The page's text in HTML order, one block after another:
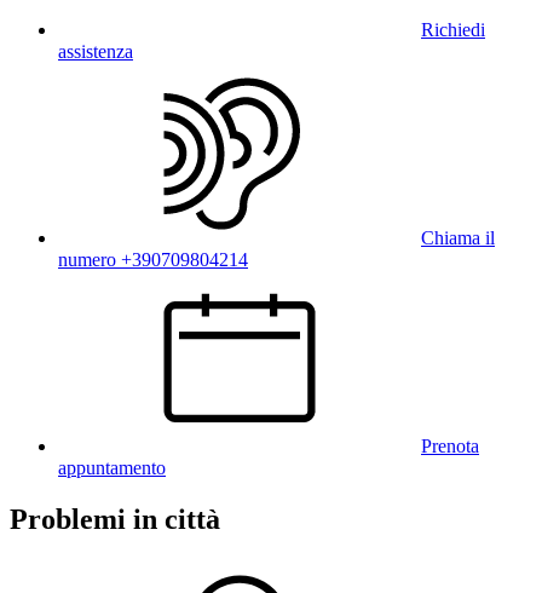
Richiedi
assistenza
Chiama il
numero +390709804214
Prenota
appuntamento
Problemi in città